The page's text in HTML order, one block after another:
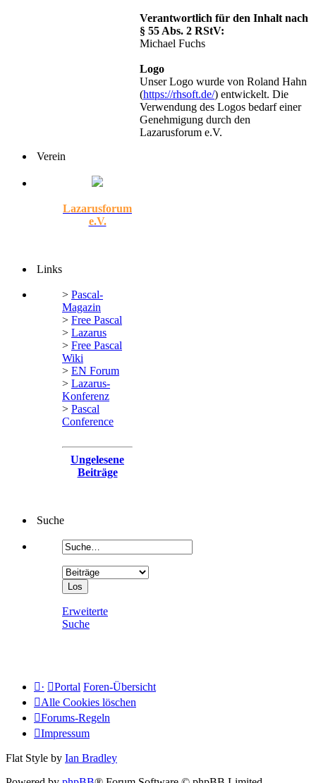
Verantwortlich für den Inhalt nach
§ 55 Abs. 2 RStV:
Michael Fuchs
Logo
Unser Logo wurde von Roland Hahn
(https://rhsoft.de/) entwickelt. Die
Verwendung des Logos bedarf einer
Genehmigung durch den
Lazarusforum e.V.
Verein
Lazarusforum
e.V.
Links
> Pascal-
Magazin
> Free Pascal
> Lazarus
> Free Pascal
Wiki
> EN Forum
> Lazarus-
Konferenz
> Pascal
Conference
Ungelesene
Beiträge
Suche
Erweiterte
Suche
· Portal Foren-Übersicht
Alle Cookies löschen
Forums-Regeln
Impressum
Flat Style by Ian Bradley